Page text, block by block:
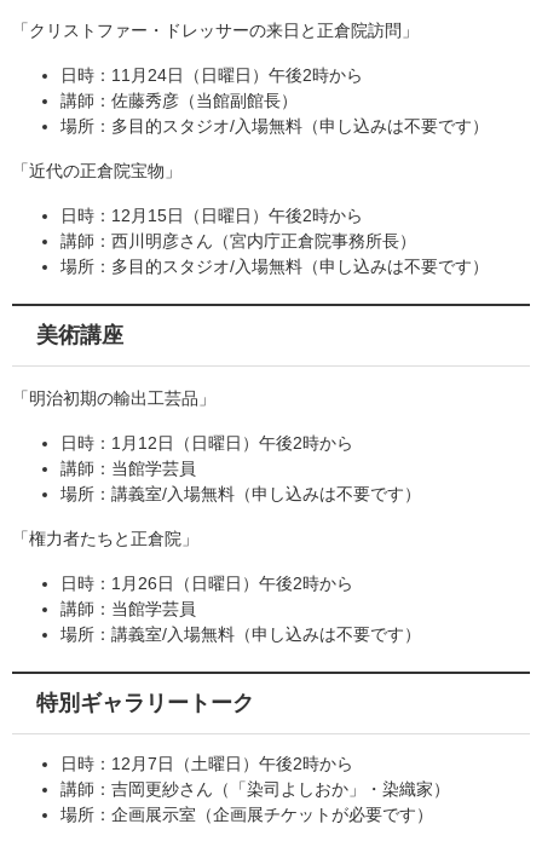
「クリストファー・ドレッサーの来日と正倉院訪問」
日時：11月24日（日曜日）午後2時から
講師：佐藤秀彦（当館副館長）
場所：多目的スタジオ/入場無料（申し込みは不要です）
「近代の正倉院宝物」
日時：12月15日（日曜日）午後2時から
講師：西川明彦さん（宮内庁正倉院事務所長）
場所：多目的スタジオ/入場無料（申し込みは不要です）
美術講座
「明治初期の輸出工芸品」
日時：1月12日（日曜日）午後2時から
講師：当館学芸員
場所：講義室/入場無料（申し込みは不要です）
「権力者たちと正倉院」
日時：1月26日（日曜日）午後2時から
講師：当館学芸員
場所：講義室/入場無料（申し込みは不要です）
特別ギャラリートーク
日時：12月7日（土曜日）午後2時から
講師：吉岡更紗さん（「染司よしおか」・染織家）
場所：企画展示室（企画展チケットが必要です）